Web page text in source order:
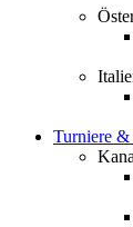
Turniere &